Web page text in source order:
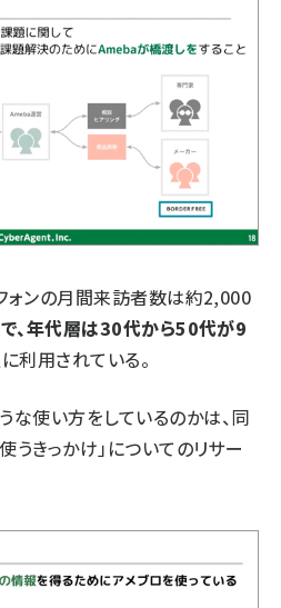
ォンの月間来訪者数は約2,000
、年代層は30代から50代が9
利用されている。
な使い方をしているのかは、同
きっかけ」についてのリサー